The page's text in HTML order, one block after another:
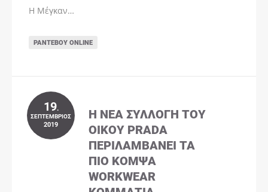
Η Μέγκαν…
ΡΑΝΤΕΒΟΎ ONLINE
19.
ΣΕΠΤΈΜΒΡΙΟΣ
2019
Η ΝΈΑ ΣΥΛΛΟΓΉ ΤΟΥ
ΟΊΚΟΥ PRADA
ΠΕΡΙΛΑΜΒΆΝΕΙ ΤΑ
ΠΙΟ ΚΟΜΨΆ
WORKWEAR